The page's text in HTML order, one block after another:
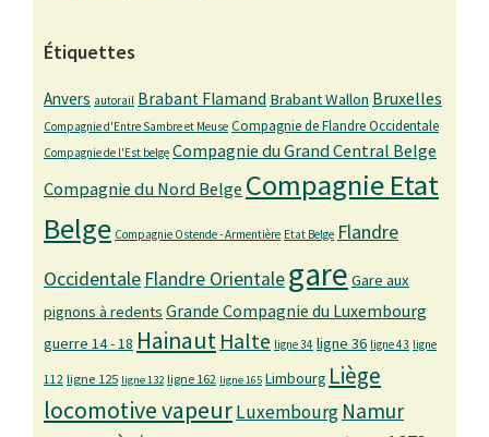
Étiquettes
Anvers autorail Brabant Flamand Brabant Wallon Bruxelles
Compagnie d'Entre Sambre et Meuse Compagnie de Flandre Occidentale
Compagnie de l'Est belge Compagnie du Grand Central Belge
Compagnie du Nord Belge Compagnie Etat
Belge Compagnie Ostende - Armentière Etat Belge Flandre
Occidentale Flandre Orientalegare Gare aux
pignons à redents Grande Compagnie du Luxembourg
guerre 14 - 18 Hainaut Halte ligne 34 ligne 36 ligne 43 ligne
112 ligne 125 ligne 132 ligne 162 ligne 165 Limbourg Liège
locomotive vapeurLuxembourg Namur